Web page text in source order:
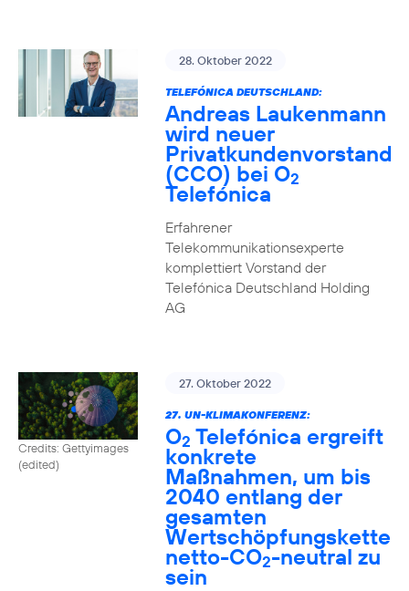
28. Oktober 2022
TELEFÓNICA DEUTSCHLAND:
Andreas Laukenmann
wird neuer
Privatkundenvorstand
(CCO) bei O2
Telefónica
Erfahrener
Telekommunikationsexperte
komplettiert Vorstand der
Telefónica Deutschland Holding
AG
Credits: Gettyimages
(edited)
27. Oktober 2022
27. UN-KLIMAKONFERENZ:
O2 Telefónica ergreift
konkrete
Maßnahmen, um bis
2040 entlang der
gesamten
Wertschöpfungskette
netto-CO2-neutral zu
sein